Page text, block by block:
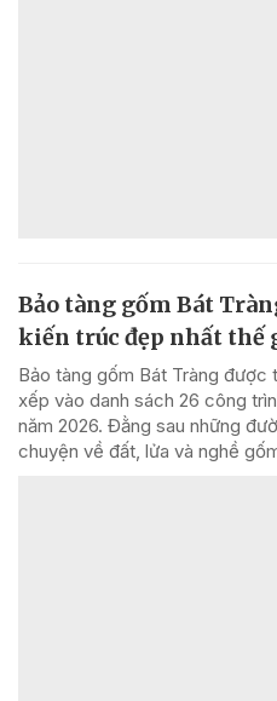
Bảo tàng gốm Bát
kiến trúc đẹp nhất thế
Bảo tàng gốm Bát Tràng được
xếp vào danh sách 26 công
năm 2026. Đằng sau những
chuyện về đất, lửa và nghề